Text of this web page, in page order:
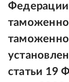
Федерации
статьи 19